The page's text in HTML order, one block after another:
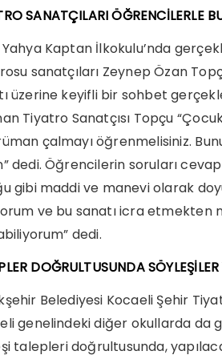
SANATÇILARI ÖĞRENCİLERLE
Kaptan İlkokulu’nda
sanatçıları Zeynep Özan
üzerine keyifli bir sohbet
Tiyatro Sanatçısı Topçu
çalmayı öğrenmelisiniz.
dedi. Öğrencilerin soruları
gibi maddi ve manevi olarak
ve bu sanatı icra etmekten
dedi.
DOĞRULTUSUNDA
Belediyesi Kocaeli Şehir
genelindeki diğer okullarda
talepleri doğrultusunda,